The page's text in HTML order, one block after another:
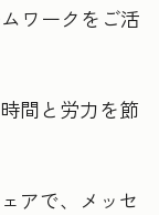
ワークをご活
間と労力を節
アで、メッセ